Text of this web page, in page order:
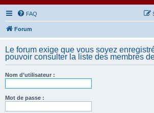
FAQ
Forum
Le forum exige que vous soyez
pouvoir consulter la liste des membres
Nom d’utilisateur :
Mot de passe :